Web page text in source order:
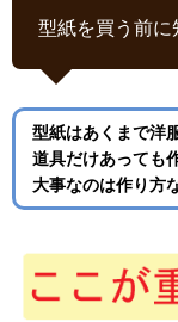
型紙を買う前に
型紙はあくまで洋
道具だけあっても
大事なのは作り方